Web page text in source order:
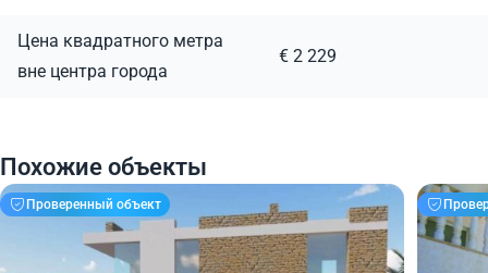
Цена квадратного метра
вне центра города
€ 2 229
Похожие объекты
Проверенный объект